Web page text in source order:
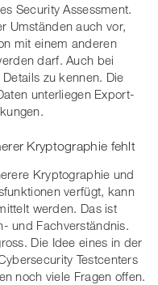
Security Assessment.
Umständen auch vor,
mit einem anderen
darf. Auch bei
zu kennen. Die
unterliegen Export-
Kryptographie fehlt
Kryptographie und
verfügt, kann
werden. Das ist
und Fachverständnis.
Die Idee eines in der
Testcenters
noch viele Fragen offen.